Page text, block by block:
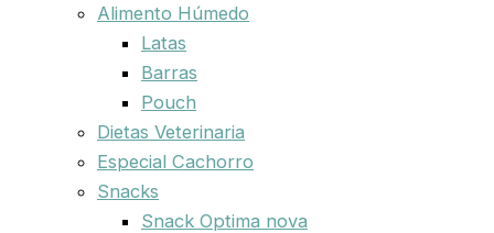
Alimento Húmedo
Latas
Barras
Pouch
Dietas Veterinaria
Especial Cachorro
Snacks
Snack Optima nova